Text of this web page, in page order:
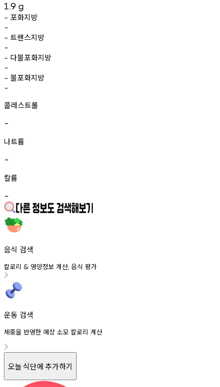
1.9 g
- 포화지방
-
- 트랜스지방
-
- 다불포화지방
-
- 불포화지방
-
콜레스트롤
-
나트륨
-
칼륨
-
음식 검색
칼로리 & 영양정보 계산, 음식 평가
운동 검색
체중을 반영한 예상 소모 칼로리 계산
오늘 식단에 추가하기